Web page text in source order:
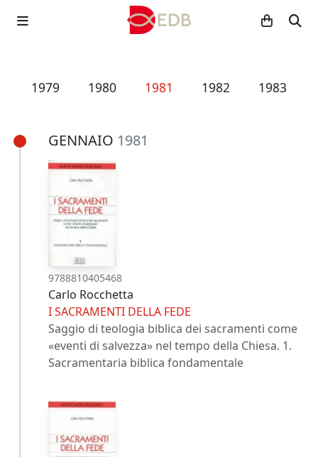
1979 1980 1981 1982 1983
GENNAIO 1981
9788810405468
Carlo Rocchetta
I SACRAMENTI DELLA FEDE
Saggio di teologia biblica dei sacramenti come
«eventi di salvezza» nel tempo della Chiesa. 1.
Sacramentaria biblica fondamentale